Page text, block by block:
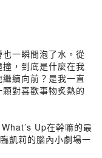
一瞬間泡了水。從
，到底是什麼在我
續向前？是我一直
對喜歡事物炙熱的
Up在幹嘛的最
凱莉的腦內小劇場一